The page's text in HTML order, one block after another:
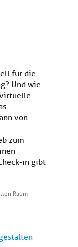
für die
Und wie
von
zum
in gibt
Raum